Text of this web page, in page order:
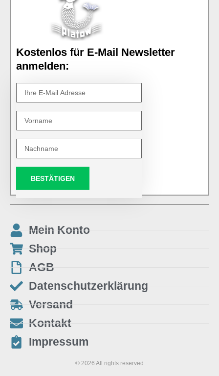
Kostenlos für E-Mail Newsletter
anmelden:
BESTÄTIGEN
Mein Konto
Shop
AGB
Datenschutzerklärung
Versand
Kontakt
Impressum
© 2026 All rights reserved